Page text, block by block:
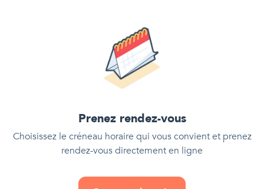
Prenez rendez-vous
Choisissez le créneau horaire qui vous convient et prenez
rendez-vous directement en ligne